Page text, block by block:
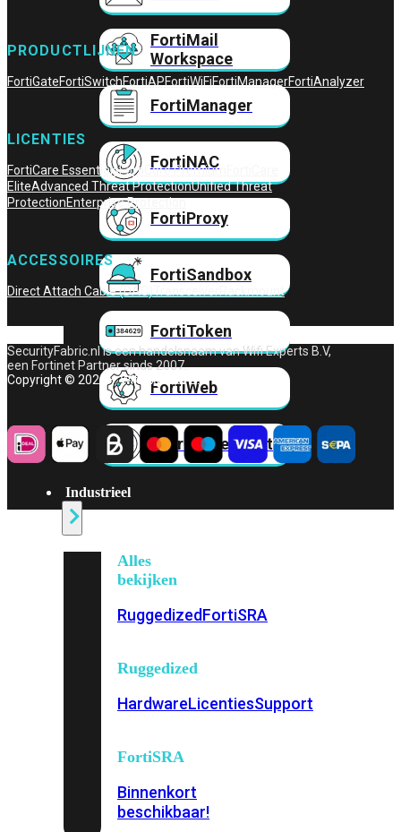
FortiMail
Workspace
FortiManager
FortiNAC
FortiProxy
FortiSandbox
FortiToken
FortiWeb
Fabric Overzicht
Industrieel
Alles
bekijken
RuggedizedFortiSRA
Ruggedized
HardwareLicentiesSupport
FortiSRA
Binnenkort
beschikbaar!
PRODUCTLIJNEN
FortiGateFortiSwitchFortiAPFortiWiFiFortiManagerFortiAnalyzer
LICENTIES
FortiCare EssentialsFortiCare Premium
EliteAdvanced Threat ProtectionUnified Threat
ProtectionEnterprise Protection
ACCESSOIRES
Direct Attach Cable (DAC)TransceiverRackmount
SecurityFabric.nl is een handelsnaam van Wifi Experts B.V,
een Fortinet Partner sinds 2007.
Copyright © 2026 – Wifi Experts B.V.